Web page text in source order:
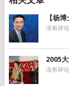
【杨
没有评论
2005
没有评论